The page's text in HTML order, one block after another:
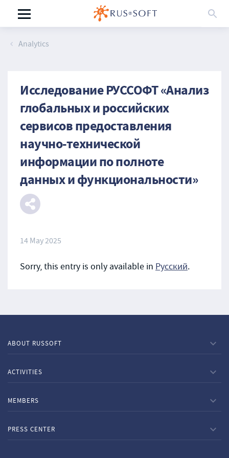
Analytics
Исследование РУССОФТ «Анализ
глобальных и российских
сервисов предоставления
научно-технической
информации по полноте
данных и функциональности»
14 May 2025
Sorry, this entry is only available in Русский.
ABOUT RUSSOFT
ACTIVITIES
MEMBERS
PRESS CENTER